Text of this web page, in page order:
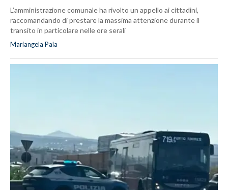
L’amministrazione comunale ha rivolto un appello ai cittadini,
raccomandando di prestare la massima attenzione durante il
transito in particolare nelle ore serali
Mariangela Pala